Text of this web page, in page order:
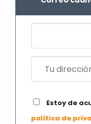
Estoy de
política de